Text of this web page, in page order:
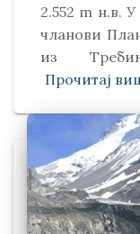
2.552 m н.в.
чланови
из
Прочитај